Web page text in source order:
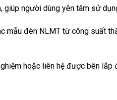
giúp người dùng yên tâm sử
mẫu đèn NLMT từ công suất
hoặc liên hệ được bên lắp